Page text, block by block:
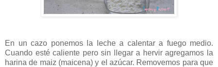
En un cazo ponemos la leche a calentar a fuego medio.
Cuando esté caliente pero sin llegar a hervir agregamos la
harina de maiz (maicena) y el azúcar. Removemos para que